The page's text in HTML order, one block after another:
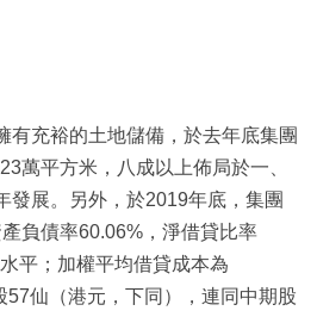
有充裕的土地儲備，於去年底集團
萬平方米，八成以上佈局於一、
發展。另外，於2019年底，集團
負債率60.06%，淨借貸比率
平；加權平均借貸成本為
57仙（港元，下同），連同中期股